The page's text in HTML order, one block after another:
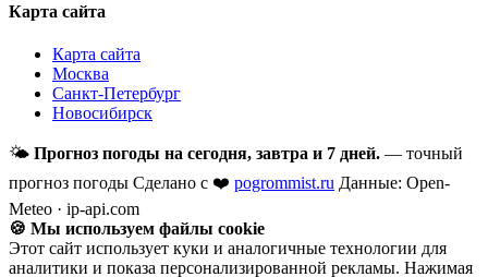
Карта сайта
Карта сайта
Москва
Санкт-Петербург
Новосибирск
🌤 Прогноз погоды на сегодня, завтра и 7 дней. — точный
прогноз погоды Сделано с ❤️ pogrommist.ru Данные: Open-
Meteo · ip-api.com
🍪 Мы используем файлы cookie
Этот сайт использует куки и аналогичные технологии для
аналитики и показа персонализированной рекламы. Нажимая